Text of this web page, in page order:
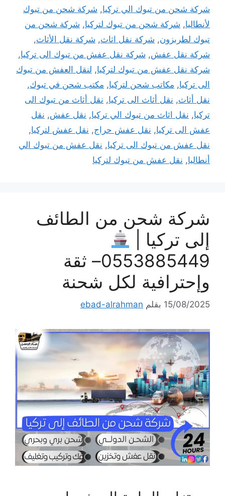
شركة شحن من تبوك الي تركيا, شركة شحن من تبوك
لأنطاليا, شركة شحن من تبوك لتركيا, شركة شحن من
تبوك لطربزون, شركة نقل اثاث, شركة نقل الأثاث,
شركة نقل عفش, شركة نقل عفش من تبوك الى تركيا,
شركة نقل عفش من تبوك لتركيا, لنقل العفش من تبوك
الى تركيا, مكاتب شحن لتركيا, مكتب شحن في تبوك,
نقل أثاث, نقل أثاث الى تركيا, نقل أثاث من تبوك الى
تركيا, نقل اثاث من تبوك الي تركيا, نقل عفش, نقل
عفش الى تركيا, نقل عفش حراج, نقل عفش لتركيا,
نقل عفش من تبوك الى تركيا, نقل عفش من تبوك الي
أنطاليا, نقل عفش من تبوك لتركيا
شركة شحن من الطائف
إلى تركيا |
0553885449– ثقة
وإحترافية لكل شحنة
15/08/2025 بقلم ebad-alrahman